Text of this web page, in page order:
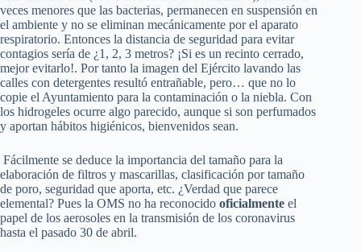
veces menores que las bacterias, permanecen en suspensión en
el ambiente y no se eliminan mecánicamente por el aparato
respiratorio. Entonces la distancia de seguridad para evitar
contagios sería de ¿1, 2, 3 metros? ¡Si es un recinto cerrado,
mejor evitarlo!. Por tanto la imagen del Ejército lavando las
calles con detergentes resultó entrañable, pero… que no lo
copie el Ayuntamiento para la contaminación o la niebla. Con
los hidrogeles ocurre algo parecido, aunque si son perfumados
y aportan hábitos higiénicos, bienvenidos sean.
Fácilmente se deduce la importancia del tamaño para la
elaboración de filtros y mascarillas, clasificación por tamaño
de poro, seguridad que aporta, etc. ¿Verdad que parece
elemental? Pues la OMS no ha reconocido oficialmente el
papel de los aerosoles en la transmisión de los coronavirus
hasta el pasado 30 de abril.